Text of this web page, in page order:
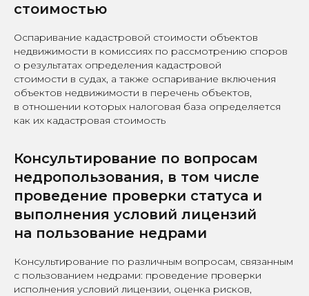
стоимостью
Оспаривание кадастровой стоимости объектов
недвижимости в комиссиях по рассмотрению споров
о результатах определения кадастровой
стоимости в судах, а также оспаривание включения
объектов недвижимости в перечень объектов,
в отношении которых налоговая база определяется
как их кадастровая стоимость
Консультирование по вопросам
недропользования, в том числе
проведение проверки статуса и
выполнения условий лицензий
на пользование недрами
Консультирование по различным вопросам, связанным
с пользованием недрами: проведение проверки
исполнения условий лицензии, оценка рисков,